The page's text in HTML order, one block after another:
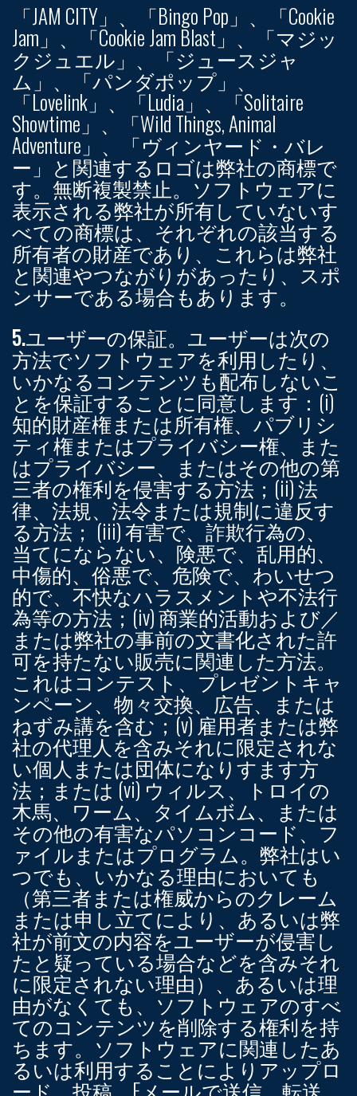
「JAM CITY」、「Bingo Pop」、「Cookie
Jam」、「Cookie Jam Blast」、「マジッ
クジュエル」、「ジュースジャ
ム」、「パンダポップ」、
「Lovelink」、「Ludia」、「Solitaire
Showtime」、「Wild Things, Animal
Adventure」、「ヴィンヤード・バレ
ー」と関連するロゴは弊社の商標で
す。無断複製禁止。ソフトウェアに
表示される弊社が所有していないす
べての商標は、それぞれの該当する
所有者の財産であり、これらは弊社
と関連やつながりがあったり、スポ
ンサーである場合もあります。
5.ユーザーの保証。 ユーザーは次の
方法でソフトウェアを利用したり、
いかなるコンテンツも配布しないこ
とを保証することに同意します：(i)
知的財産権または所有権、パブリシ
ティ権またはプライバシー権、また
はプライバシー、またはその他の第
三者の権利を侵害する方法；(ii) 法
律、法規、法令または規制に違反す
る方法； (iii) 有害で、詐欺行為の、
当てにならない、険悪で、乱用的、
中傷的、俗悪で、危険で、わいせつ
的で、不快なハラスメントや不法行
為等の方法；(iv) 商業的活動および／
または弊社の事前の文書化された許
可を持たない販売に関連した方法。
これはコンテスト、プレゼントキャ
ンペーン、物々交換、広告、または
ねずみ講を含む；(v) 雇用者または弊
社の代理人を含みそれに限定されな
い個人または団体になりすます方
法；または (vi) ウィルス、トロイの
木馬、ワーム、タイムボム、または
その他の有害なパソコンコード、フ
ァイルまたはプログラム。弊社はい
つでも、いかなる理由においても
（第三者または権威からのクレーム
または申し立てにより、あるいは弊
社が前文の内容をユーザーが侵害し
たと疑っている場合などを含みそれ
に限定されない理由）、あるいは理
由がなくても、ソフトウェアのすべ
てのコンテンツを削除する権利を持
ちます。ソフトウェアに関連したあ
るいは利用することによりアップロ
ード、投稿、Eメールで送信、転送、